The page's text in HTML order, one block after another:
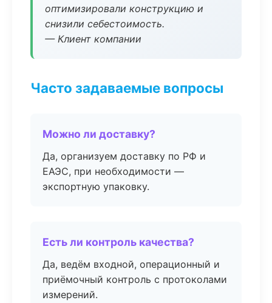
оптимизировали конструкцию и
снизили себестоимость.
— Клиент компании
Часто задаваемые вопросы
Можно ли доставку?
Да, организуем доставку по РФ и
ЕАЭС, при необходимости —
экспортную упаковку.
Есть ли контроль качества?
Да, ведём входной, операционный и
приёмочный контроль с протоколами
измерений.